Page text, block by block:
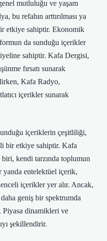
mutluluğu ve yaşam
bu refahın arttırılması ya
etkiye sahiptir. Ekonomik
da sunduğu içerikler
sahiptir. Kafa Dergisi,
fırsatı sunarak
Kafa Radyo,
içerikler sunarak
içeriklerin çeşitliliği,
bir etkiye sahiptir. Kafa
kendi tarzında toplumun
yanda entelektüel içerik,
içerikler yer alır. Ancak,
geniş bir spektrumda
Piyasa dinamikleri ve
şekillendirir.